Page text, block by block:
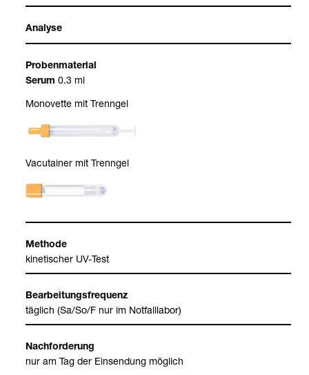
Ana­lyse
Pro­ben­ma­te­rial
Serum 0.3 ml
Mono­vette mit Trenn­gel
Vacu­tai­ner mit Trenn­gel
Methode
kine­ti­scher UV-​Test
Bear­bei­tungs­fre­quenz
täg­lich (Sa/So/F nur im Not­fall­la­bor)
Nach­for­de­rung
nur am Tag der Ein­sen­dung mög­lich